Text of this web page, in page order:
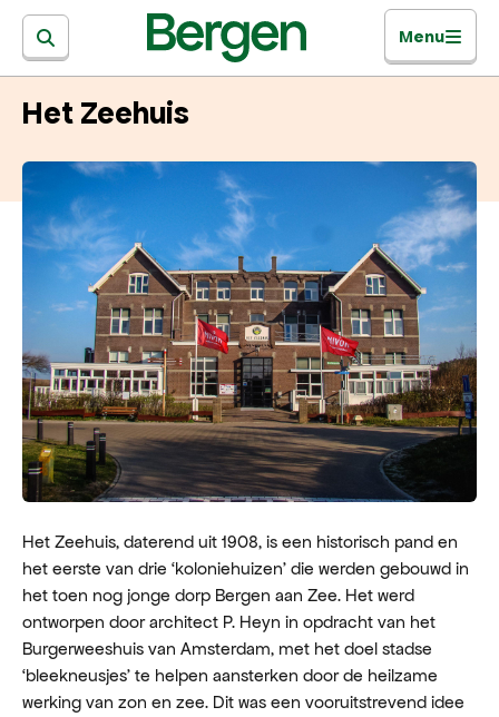
Menu
Het Zeehuis
Het Zeehuis, daterend uit 1908, is een historisch pand en
het eerste van drie ‘koloniehuizen’ die werden gebouwd in
het toen nog jonge dorp Bergen aan Zee. Het werd
ontworpen door architect P. Heyn in opdracht van het
Burgerweeshuis van Amsterdam, met het doel stadse
‘bleekneusjes’ te helpen aansterken door de heilzame
werking van zon en zee. Dit was een vooruitstrevend idee